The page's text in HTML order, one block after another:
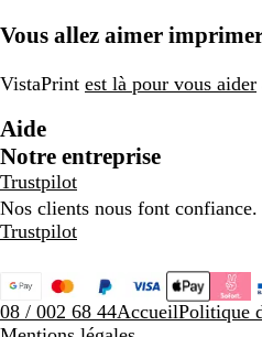
Vous allez aimer
VistaPrint est là pour vous aider
Aide
Notre entreprise
Trustpilot
Nos clients nous font
Trustpilot
08 / 002 68 44AccueilPolitique